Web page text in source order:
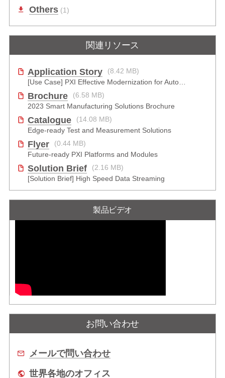
Others(1)
関連リソース
Application Story
(8.42 MB)
[Use Case] PXI Effective Modernization for Automated Testing
Brochure
(6.58 MB)
2023 Smart Manufacturing Solutions Brochure
Catalogue
(14.08 MB)
Edge-ready Test and Measurement Solutions
Flyer
(0.44 MB)
Future-ready PXI Platforms and Modules
Solution Brief
(2.16 MB)
[Solution Brief] High Speed Data Streaming
製品ビデオ
お問い合わせ
メールで問い合わせ
世界各地のオフィス